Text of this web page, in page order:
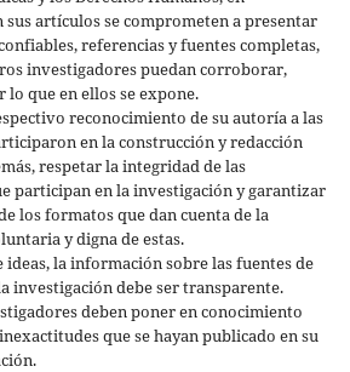
sus artículos se comprometen a presentar
referencias y fuentes completas,
investigadores puedan corroborar,
que en ellos se expone.
reconocimiento de su autoría a las
en la construcción y redacción
respetar la integridad de las
participan en la investigación y garantizar
los formatos que dan cuenta de la
y digna de estas.
ideas, la información sobre las fuentes de
investigación debe ser transparente.
deben poner en conocimiento
que se hayan publicado en su